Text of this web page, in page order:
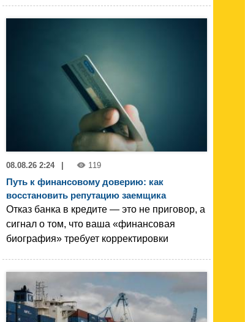
08.08.26 2:24 119
Путь к финансовому доверию: как
восстановить репутацию заемщика
Отказ банка в кредите — это не приговор, а
сигнал о том, что ваша «финансовая
биография» требует корректировки